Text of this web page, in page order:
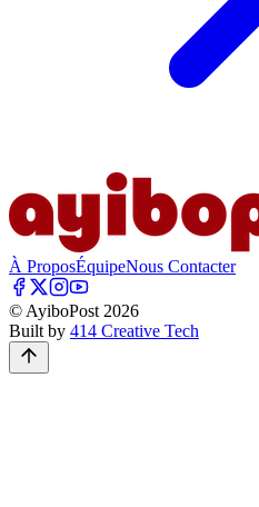
À ProposÉquipeNous Contacter
© AyiboPost 2026
Built by 414 Creative Tech